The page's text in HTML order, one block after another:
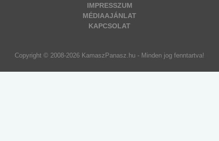
IMPRESSZUM
MÉDIAAJÁNLAT
KAPCSOLAT
Copyright © 2008-2026 KamaszPanasz.hu - Minden jog fenntartva!